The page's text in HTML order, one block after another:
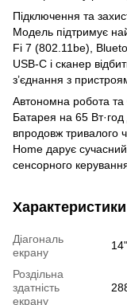
Підключення та
Модель підтримує
Fi 7 (802.11be),
USB-C і сканер
з’єднання з
Автономна робота
Батарея на 65
впродовж тривалого
Home дарує
сенсорного
Характеристики
Діагональ
екрану
14"
Роздільна
здатність
екрану